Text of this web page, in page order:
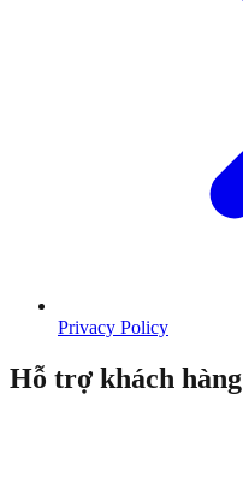
Privacy Policy
Hỗ trợ khách hàng